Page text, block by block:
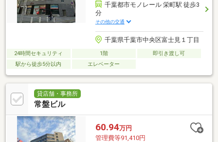
千葉都市モノレール 栄町駅 徒歩3
分
その他の交通
千葉県千葉市中央区富士見１丁目
24時間セキュリティ 1階
即引き渡し可
駅から徒歩5分以内
エレベーター
貸店舗・事務所
常盤ビル
60.94万円
管理費等91,410円